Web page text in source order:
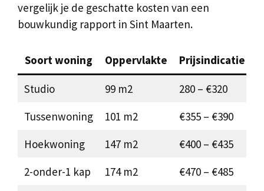
vergelijk je de geschatte kosten van een
bouwkundig rapport in Sint Maarten.
Soort woning Oppervlakte Prijsindicatie
Studio 99 m2
280 – €320
Tussenwoning
101 m2
€355 – €390
Hoekwoning
147 m2
€400 – €435
2-onder-1 kap
174 m2
€470 – €485